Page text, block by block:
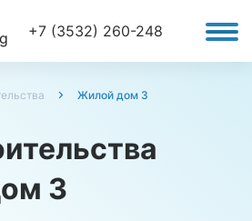
+7 (3532) 260-248
Жилой дом 3
3